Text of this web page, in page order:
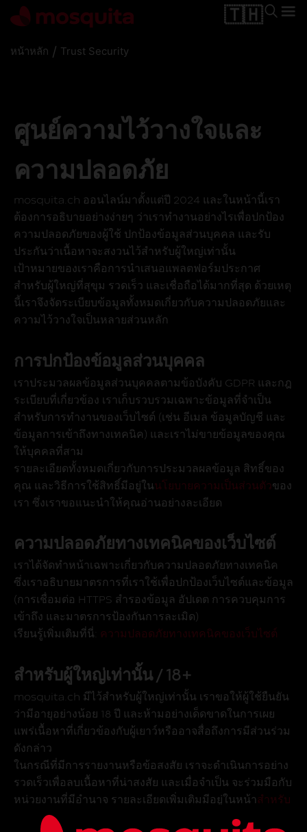
🇹🇭
หน้าหลัก / Trust Security
ศูนย์ความไว้วางใจและ
ความปลอดภัย
mosquita.ch ออนไลน์มาตั้งแต่ปี 2024 และในหน้านี้เรา
ต้องการอธิบายอย่างง่ายๆ ว่าเราทำงานอย่างไรเพื่อปกป้อง
ความปลอดภัยของผู้ใช้ ปกป้องข้อมูลส่วนบุคคล และรับ
ประกันว่าเนื้อหาจะสงวนไว้สำหรับผู้ใหญ่เท่านั้น
เป้าหมายของเราคือการนำเสนอแพลตฟอร์มประกาศ
สำหรับผู้ใหญ่ที่สุขุม รวดเร็ว และเชื่อถือได้มากที่สุด ด้วยเหตุ
นี้เราจึงจัดระเบียบข้อมูลทั้งหมดเกี่ยวกับความปลอดภัยและ
ความไว้วางใจเป็นหลายส่วนหลัก
การปกป้องข้อมูลส่วนบุคคล
เราประมวลผลข้อมูลส่วนบุคคลตามข้อบังคับ GDPR และกฎ
ระเบียบที่เกี่ยวข้อง เราเก็บรวบรวมเฉพาะข้อมูลที่จำเป็น
สำหรับการทำงานของเว็บไซต์ (เช่น อีเมล ข้อมูลบัญชี และ
ข้อมูลการเข้าถึงทางเทคนิค) และเราไม่ขายข้อมูลของคุณ
ให้บุคคลที่สาม
รายละเอียดทั้งหมดเกี่ยวกับการประมวลผลข้อมูล สิทธิ์ของ
คุณ และวิธีการใช้สิทธิ์มีอยู่ในนโยบายความเป็นส่วนตัวของ
เรา ซึ่งเราขอแนะนำให้คุณอ่านอย่างละเอียด
ความปลอดภัยทางเทคนิคของเว็บไซต์
เราได้จัดทำหน้าเฉพาะเกี่ยวกับความปลอดภัยทางเทคนิค
ซึ่งเราอธิบายมาตรการที่เราใช้เพื่อปกป้องเว็บไซต์และข้อมูล
(การเชื่อมต่อ HTTPS สำรองข้อมูล อัปเดต การควบคุมการ
เข้าถึง และมาตรการป้องกันการละเมิด)
เรียนรู้เพิ่มเติมที่นี่:
ความปลอดภัยทางเทคนิคของเว็บไซต์
สำหรับผู้ใหญ่เท่านั้น / 18+
mosquita.ch มีไว้สำหรับผู้ใหญ่เท่านั้น เราขอให้ผู้ใช้ยืนยัน
ว่ามีอายุอย่างน้อย 18 ปี และห้ามอย่างเด็ดขาดในการเผย
แพร่เนื้อหาที่เกี่ยวข้องกับผู้เยาว์หรืออาจสื่อถึงการมีส่วนร่วม
ดังกล่าว
ในกรณีที่มีการรายงานหรือข้อสงสัย เราจะดำเนินการอย่าง
รวดเร็วเพื่อลบเนื้อหาที่น่าสงสัย และเมื่อจำเป็น จะร่วมมือกับ
หน่วยงานที่มีอำนาจ รายละเอียดเพิ่มเติมมีอยู่ในหน้า สำหรับ
ผู้ใหญ่เท่านั้น / 18+